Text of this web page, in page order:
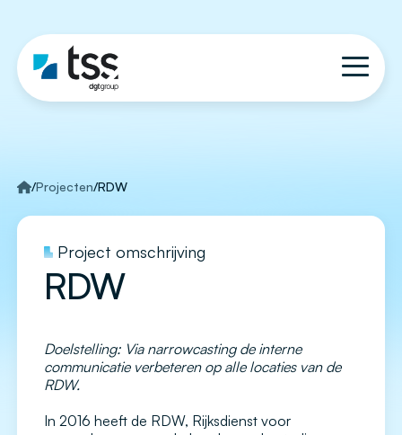
/Projecten/RDW
Project omschrijving
RDW
Doelstelling: Via narrowcasting de interne
communicatie verbeteren op alle locaties van de
RDW.
In 2016 heeft de RDW, Rijksdienst voor